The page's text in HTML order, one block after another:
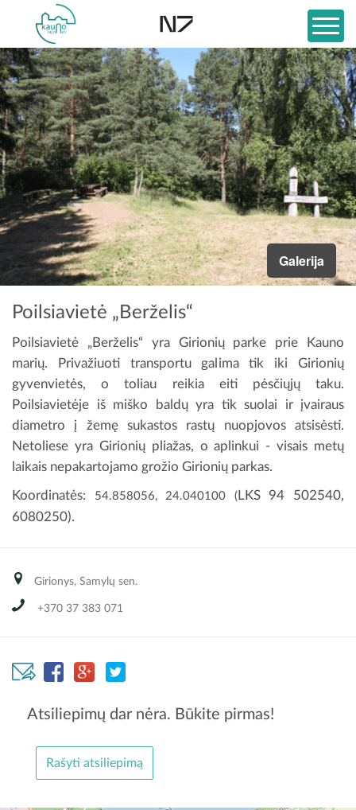
Galerija
Poilsiavietė „Berželis“
Poilsiavietė „Berželis“ yra Girionių parke prie Kauno
marių. Privažiuoti transportu galima tik iki Girionių
gyvenvietės, o toliau reikia eiti pėsčiųjų taku.
Poilsiavietėje iš miško baldų yra tik suolai ir įvairaus
diametro į žemę sukastos rastų nuopjovos atsisėsti.
Netoliese yra Girionių pliažas, o aplinkui - visais metų
laikais nepakartojamo grožio Girionių parkas.
Koordinatės: 54.858056, 24.040100 (LKS 94 502540,
6080250).
Girionys, Samylų sen.
+370 37 383 071
Atsiliepimų dar nėra. Būkite pirmas!
Rašyti atsiliepimą